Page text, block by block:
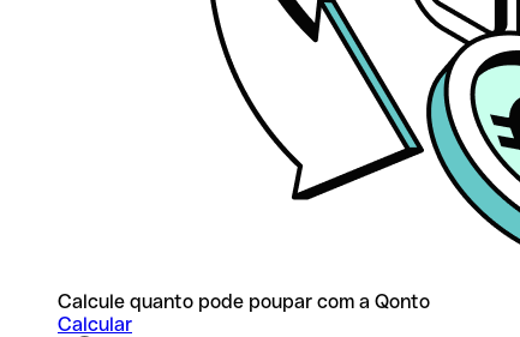
Calcule quanto pode poupar com a Qonto
Calcular